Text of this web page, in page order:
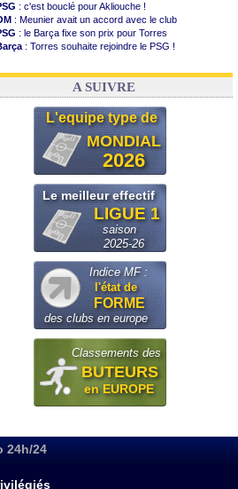
: c'est bouclé pour Akliouche !
: Meunier avait un accord avec le club
: le Barça fixe son prix pour Torres
: Torres souhaite rejoindre le PSG !
: quand Medina recadre... sa mère
A SUIVRE
L'equipe type de
MONDIAL
2026
Le meilleur effectif
LIGUE 1
saison
2025-26
Indice MF :
l'état de
FORME
des clubs en europe
Classements des
BUTEURS
en EUROPE
24h/24